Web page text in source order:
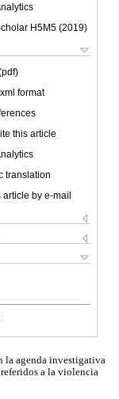
H5M5 (2019)
format
this article
translation
article by e-mail
la agenda investigativa
a la violencia